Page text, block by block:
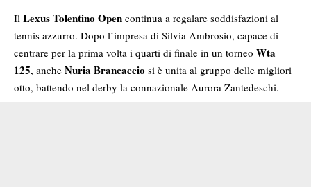
Il Lexus Tolentino Open continua a regalare soddisfazioni al
tennis azzurro. Dopo l’impresa di Silvia Ambrosio, capace di
centrare per la prima volta i quarti di finale in un torneo Wta
125, anche Nuria Brancaccio si è unita al gruppo delle migliori
otto, battendo nel derby la connazionale Aurora Zantedeschi.